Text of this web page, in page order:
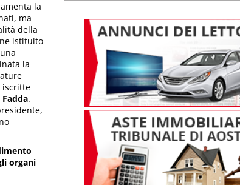
la
ma
della
istituito
la
iscritte
Fadda.
organi